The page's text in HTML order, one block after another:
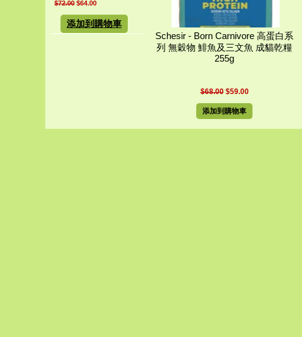
$72.00 $64.00
添加到購物車
Schesir - Born Carnivore 高蛋白系
列 無穀物 鯡魚及三文魚 成貓乾糧
255g
$68.00 $59.00
添加到購物車